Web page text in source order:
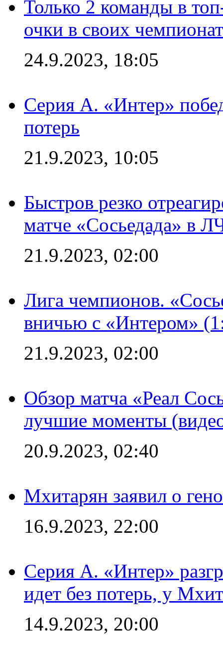
Только 2 команды в
очки в своих
24.9.2023, 18:05
Серия А. «Интер»
потерь
21.9.2023, 10:05
Быстров резко
матче «Сосьедада» в
21.9.2023, 02:00
Лига чемпионов.
вничью с «Интером»
21.9.2023, 02:00
Обзор матча «Реал
лучшие моменты
20.9.2023, 02:40
Мхитарян заявил о
16.9.2023, 22:00
Серия А. «Интер»
идет без потерь, у
14.9.2023, 20:00